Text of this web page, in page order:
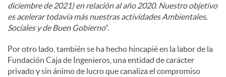
diciembre de 2021) en relación al año 2020. Nuestro objetivo
es acelerar todavía más nuestras actividades Ambientales,
Sociales y de Buen Gobierno”.
Por otro lado, también se ha hecho hincapié en la labor de la
Fundación Caja de Ingenieros, una entidad de carácter
privado y sin ánimo de lucro que canaliza el compromiso